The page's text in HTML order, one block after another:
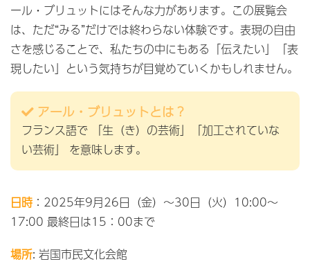
ール・ブリュットにはそんな力があります。この展覧会
は、ただ“みる”だけでは終わらない体験です。表現の自由
さを感じることで、私たちの中にもある「伝えたい」「表
現したい」という気持ちが目覚めていくかもしれません。
アール・ブリュットとは？
フランス語で 「生（き）の芸術」「加工されていな
い芸術」 を意味します。
日時 ：2025年9月26日（金）～30日（火）10:00～
17:00 最終日は15：00まで
場所: 岩国市民文化会館